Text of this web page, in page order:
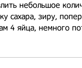
небольшое
сахара, зиру,
4 яйца, немного